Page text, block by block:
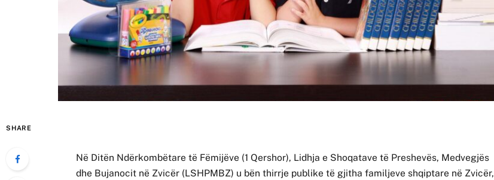
SHARE
Në Ditën Ndërkombëtare të Fëmijëve (1 Qershor), Lidhja e Shoqatave të Preshevës, Medvegjës
dhe Bujanocit në Zvicër (LSHPMBZ) u bën thirrje publike të gjitha familjeve shqiptare në Zvicër,